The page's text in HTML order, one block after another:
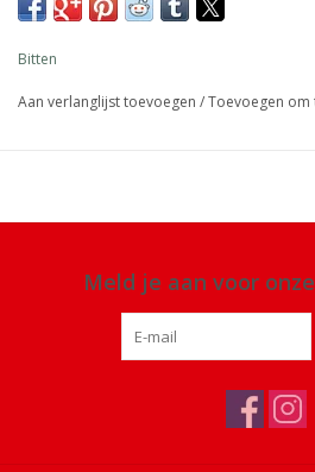
planken of bureaus.
Afmeting: 27 x 16,5 x 10 cm
Materiaal: dolomiet
Bitten
Aan verlanglijst toevoegen /Toevoegen om
Meld je aan voor